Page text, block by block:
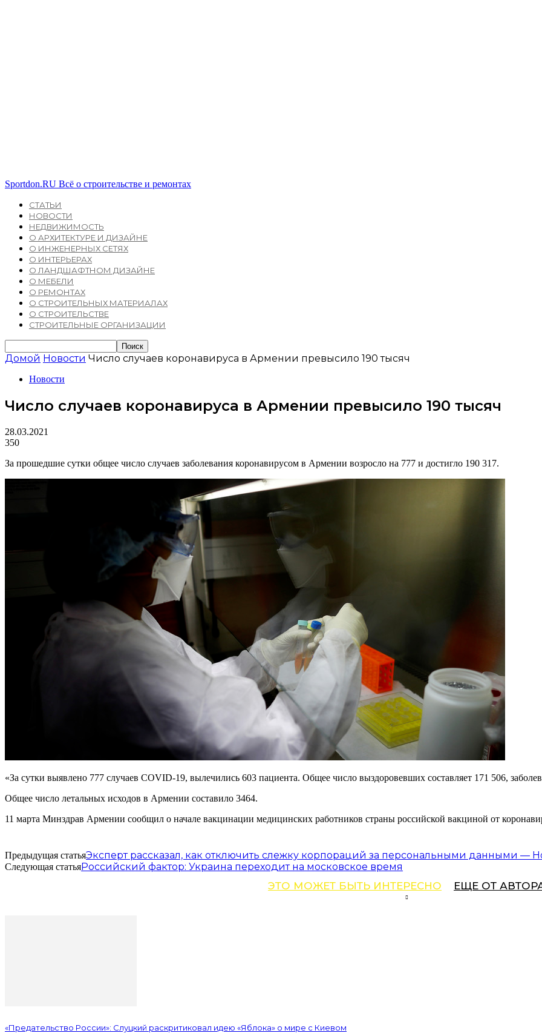
Sportdon.RU Всё о строительстве и ремонтах
СТАТЬИ
НОВОСТИ
НЕДВИЖИМОСТЬ
О АРХИТЕКТУРЕ И ДИЗАЙНЕ
О ИНЖЕНЕРНЫХ СЕТЯХ
О ИНТЕРЬЕРАХ
О ЛАНДШАФТНОМ ДИЗАЙНЕ
О МЕБЕЛИ
О РЕМОНТАХ
О СТРОИТЕЛЬНЫХ МАТЕРИАЛАХ
О СТРОИТЕЛЬСТВЕ
СТРОИТЕЛЬНЫЕ ОРГАНИЗАЦИИ
Домой Новости Число случаев коронавируса в Армении превысило 190 тысяч
Новости
Число случаев коронавируса в Армении превысило 190 тысяч
28.03.2021
350
За прошедшие сутки общее число случаев заболевания коронавирусом в Армении возросло на 777 и достигло 190 317.
«За сутки выявлено 777 случаев COVID-19, вылечились 603 пациента. Общее число выздоровевших составляет 171 506,
Общее число летальных исходов в Армении составило 3464.
11 марта Минздрав Армении сообщил о начале вакцинации медицинских работников страны российской вакциной от
Предыдущая статьяЭксперт рассказал, как отключить слежку корпораций за персональными данными —
Следующая статьяРоссийский фактор: Украина переходит на московское время
ЭТО МОЖЕТ БЫТЬ ИНТЕРЕСНО ЕЩЕ ОТ
«Предательство России»: Слуцкий раскритиковал идею «Яблока» о мире с Киевом